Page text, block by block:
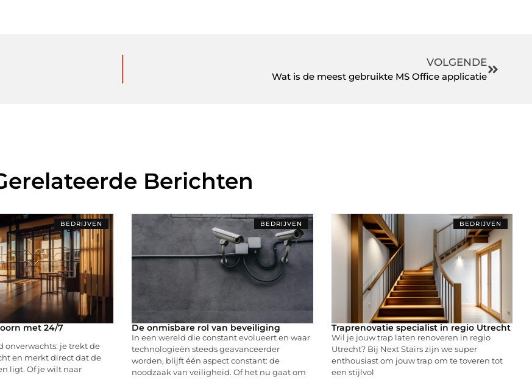
VOLGENDE
Wat is de meest gebruikte MS Office applicatie
Berichten
BEDRIJVEN
met 24/7
onverwachts: je trekt de
en merkt direct dat de
ligt. Of je wilt naar
BEDRIJVEN
De onmisbare rol van beveiliging
In een wereld die constant evolueert en waar
technologieën steeds geavanceerder
worden, blijft één aspect constant: de
noodzaak van veiligheid. Of het nu gaat om
BEDRIJVEN
Traprenovatie specialist in regio Utrecht
Wil je jouw trap laten renoveren in regio
Utrecht? Bij Next Stairs zijn we super
enthousiast om jouw trap om te toveren tot
een stijlvol